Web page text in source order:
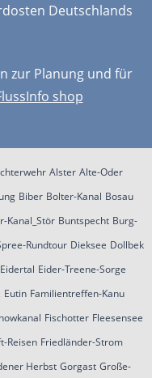
Deutschlands
zur Planung und für
shop
Alster Alte-Oder
Biber Bolter-Kanal Bosau
Kanal_Stör Buntspecht Burg-
Rundtour Dieksee Dollbek
Eidertal Eider-Treene-Sorge
Eutin Familientreffen-Kanu
Fischotter Fleesensee
Reisen Friedländer-Strom
Herbst Gorgast Große-